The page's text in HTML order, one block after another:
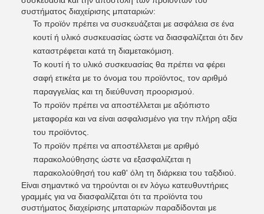
συστήματος διαχείρισης μπαταριών:
Το προϊόν πρέπει να συσκευάζεται με ασφάλεια σε ένα
κουτί ή υλικό συσκευασίας ώστε να διασφαλίζεται ότι δεν
καταστρέφεται κατά τη διαμετακόμιση.
Το κουτί ή το υλικό συσκευασίας θα πρέπει να φέρει
σαφή ετικέτα με το όνομα του προϊόντος, τον αριθμό
παραγγελίας και τη διεύθυνση προορισμού.
Το προϊόν πρέπει να αποστέλλεται με αξιόπιστο
μεταφορέα και να είναι ασφαλισμένο για την πλήρη αξία
του προϊόντος.
Το προϊόν πρέπει να αποστέλλεται με αριθμό
παρακολούθησης ώστε να εξασφαλίζεται η
παρακολούθησή του καθ' όλη τη διάρκεια του ταξιδιού.
Είναι σημαντικό να τηρούνται οι εν λόγω κατευθυντήριες
γραμμές για να διασφαλίζεται ότι τα προϊόντα του
συστήματος διαχείρισης μπαταριών παραδίδονται με